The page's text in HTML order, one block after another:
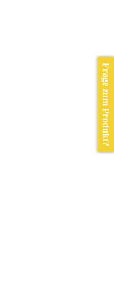
Frage zum Produkt?